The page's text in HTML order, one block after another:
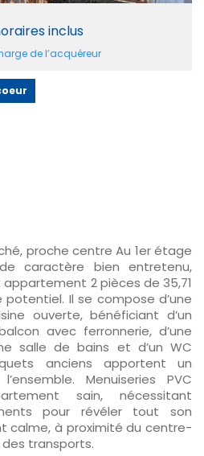
inclus
de l’acquéreur
proche centre Au 1er étage
caractère bien entretenu,
2 pièces de 35,71
potentiel. Il se compose d’une
ouverte, bénéficiant d’un
avec ferronnerie, d’une
salle de bains et d’un WC
anciens apportent un
Menuiseries PVC
sain, nécessitant
pour révéler tout son
calme, à proximité du centre-
transports.